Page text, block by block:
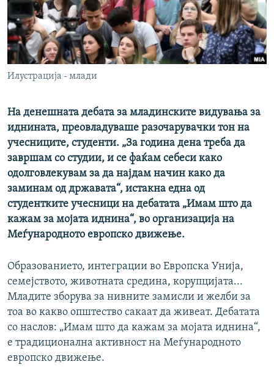
РСЕ веб страници
Илустрација - млади
На денешната дебата за младинските видувања за
иднината, преовладуваше разочарувачки тон на
учесниците, студенти. „За година дена треба да
завршам со студии, и се фаќам себеси како
одолговлекувам за да најдам начин како да
заминам од државата“, истакна една од
студентките учесници на дебатата „Имам што да
кажам за мојата иднина“, во организација на
Меѓународното европско движење.
Образованието, интеграции во Европска Унија,
семејството, животната средина, корупцијата...
Младите зборува за нивните замисли и желби за
тоа во какво општество сакаат да живеат. Дебатата
со наслов: „Имам што да кажам за мојата иднина“,
е традиционална активност на Меѓународното
европско движење.